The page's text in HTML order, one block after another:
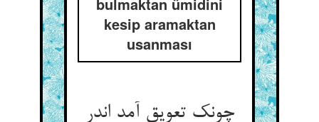
kesip aramaktan
usanması
چونک تعویق آمد اندر